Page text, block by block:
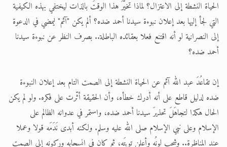
الحياة النشطة إلى الاعتزال؟ لماذا تخيَّرَ هذا الوقتَ بالذات ليختفي بهذه الكيفية
التي لجأ إليها بعد إعلان نبوءة سيدنا أحمد ضده؟ ألم يكن "آثم" ليمضي في الدعوة
إلى النصرانية لو أنه اقتنع فعلا بعقائده الباطلة.. بصرف النظر عن نبوءة سيدنا
أحمد ضده؟
إن تقاعُدَ عبد الله آثم عن الحياة النشطة إلى الصمت التام بعد إعلان النبوءة
ضده لدليل قاطع على أنه أدرك خطأه، وأن الحقيقة أثّرت على فكره. ولو لم يكن
الحال هكذا لتجاهَلَ تحذيرَ سيدنا أحمد ضده، واستمر في عدوانه الظالم على
الإسلام وعلى نبي الإسلام صلى الله عليه وسلم. ولكنه أبدى نَدَمَه قولا وعملا
عند المناظرة.. وشحب لونُه وأعلن توبتَه، ثم كان في انسحابه وركونه إلى الصمت